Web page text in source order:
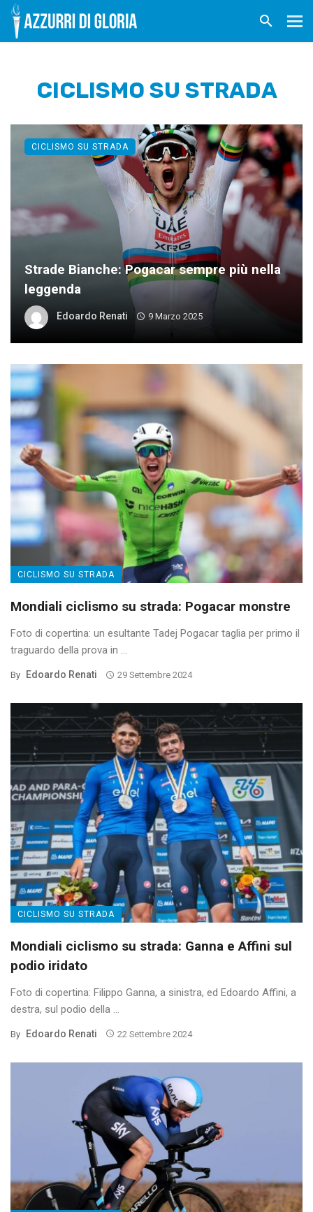
CICLISMO SU STRADA
Strade Bianche: Pogacar sempre più nella
leggenda
Edoardo Renati 9 Marzo 2025
CICLISMO SU STRADA
CICLISMO SU STRADA
Mondiali ciclismo su strada: Pogacar monstre
Foto di copertina: un esultante Tadej Pogacar taglia per primo il
traguardo della prova in ...
By Edoardo Renati 29 Settembre 2024
CICLISMO SU STRADA
Mondiali ciclismo su strada: Ganna e Affini sul
podio iridato
Foto di copertina: Filippo Ganna, a sinistra, ed Edoardo Affini, a
destra, sul podio della ...
By Edoardo Renati 22 Settembre 2024